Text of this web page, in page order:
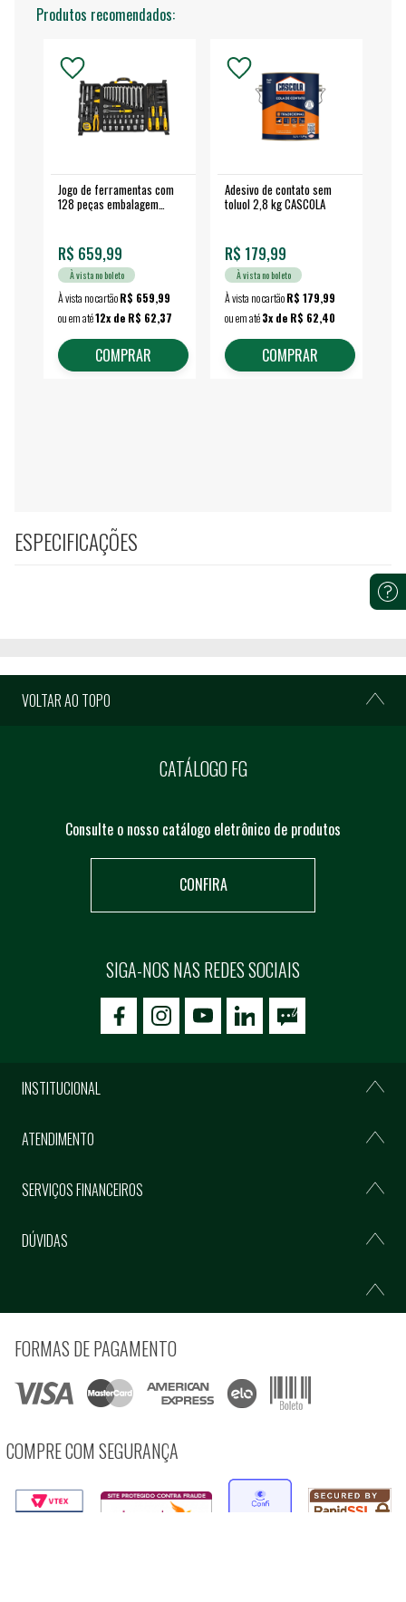
Produtos recomendados:
Jogo de ferramentas com
128 peças embalagem
R$ 659,99
À vista no boleto
À vista no cartãoR$ 659,99
ou em até12x de R$ 62,37
COMPRAR
Adesivo de contato sem
toluol 2,8 kg CASCOLA
R$ 179,99
À vista no boleto
À vista no cartãoR$ 179,99
ou em até3x de R$ 62,40
COMPRAR
ESPECIFICAÇÕES
VOLTAR AO TOPO
CATÁLOGO FG
Consulte o nosso catálogo eletrônico de produtos
CONFIRA
SIGA-NOS NAS REDES SOCIAIS
icon-facebookicon-social02icon-social03
INSTITUCIONAL
ATENDIMENTO
SERVIÇOS FINANCEIROS
DÚVIDAS
FORMAS DE PAGAMENTO
COMPRE COM SEGURANÇA